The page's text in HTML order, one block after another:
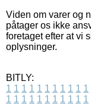
Viden om varer og
påtager os ikke
foretaget efter at vi
oplysninger.
BITLY:
1 1 1 1 1 1 1 1 1 1 1
1 1 1 1 1 1 1 1 1 1 1